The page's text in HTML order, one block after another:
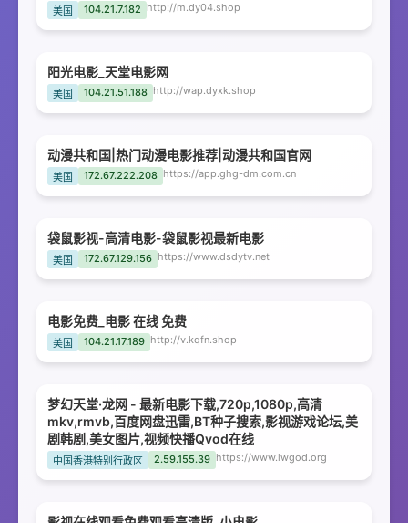
美国 104.21.7.182 http://m.dy04.shop
阳光电影_天堂电影网
美国 104.21.51.188 http://wap.dyxk.shop
动漫共和国|热门动漫电影推荐|动漫共和国官网
美国 172.67.222.208 https://app.ghg-dm.com.cn
袋鼠影视-高清电影-袋鼠影视最新电影
美国 172.67.129.156 https://www.dsdytv.net
电影免费_电影 在线 免费
美国 104.21.17.189 http://v.kqfn.shop
梦幻天堂·龙网 - 最新电影下载,720p,1080p,高清
mkv,rmvb,百度网盘迅雷,BT种子搜索,影视游戏论坛,美
剧韩剧,美女图片,视频快播Qvod在线
中国香港特别行政区 2.59.155.39 https://www.lwgod.org